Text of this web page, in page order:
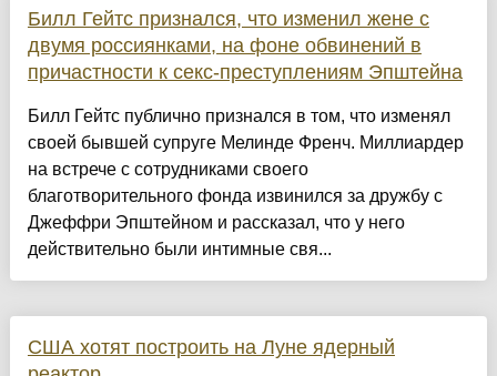
Билл Гейтс признался, что изменил жене с
двумя россиянками, на фоне обвинений в
причастности к секс-преступлениям Эпштейна
Билл Гейтс публично признался в том, что изменял
своей бывшей супруге Мелинде Френч. Миллиардер
на встрече с сотрудниками своего
благотворительного фонда извинился за дружбу с
Джеффри Эпштейном и рассказал, что у него
действительно были интимные свя...
США хотят построить на Луне ядерный